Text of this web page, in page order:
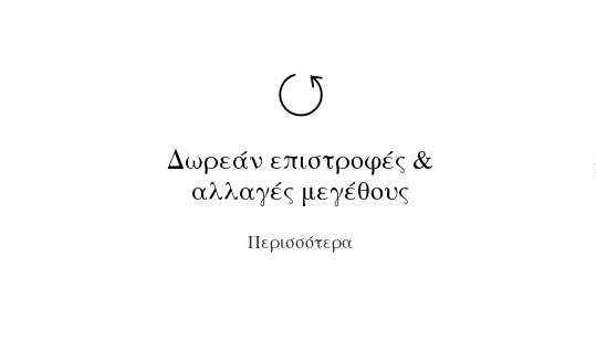
Δωρεάν επιστροφές &
αλλαγές μεγέθους
Περισσότερα